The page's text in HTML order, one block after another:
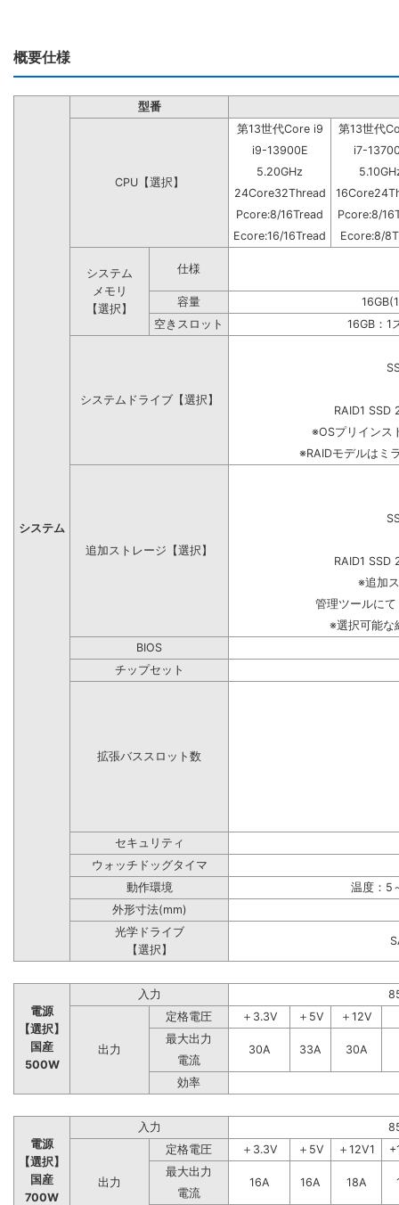
概要仕様
システム
型番
CPU【選択】
第13世代Core i9
第13世代
i9-13900E
i7-
5.20GHz
24Core32Thread
Pcore:8/16Tread
Pcore:8/
Ecore:16/16Tread
Ecore:8/
システム
メモリ
【選択】
仕様
容量
空きスロット
16GB：1
システムドライブ【選択】
RAID1 SSD
※OSプリインス
※RAIDモデルはミ
追加ストレージ【選択】
RAID1 SSD
※追加
管理ツールに
※選択可能な
BIOS
チップセット
拡張バススロット数
セキュリティ
ウォッチドッグタイマ
動作環境
温度：5
外形寸法(mm)
光学ドライブ
【選択】
電源
【選択】
国産
500W
入力
出力
定格電圧 ＋3.3V ＋5V
＋12V
最大出力
30A
33A
30A
電流
効率
電源
【選択】
国産
700W
入力
出力
定格電圧 ＋3.3V ＋5V ＋12V1
最大出力
16A
16A 18A
電流